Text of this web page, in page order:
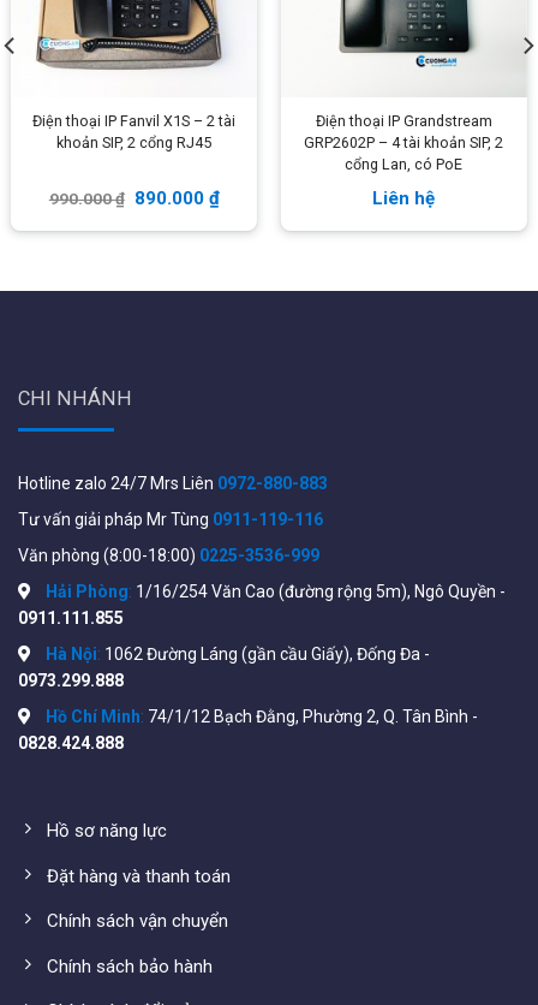
file datasheet xem tại
đây:http://www.excelltel.com/Small-Business-PABX-
PBX-system-with-cheap-price-MD-series-
Tham khảo các tổng đài nội bộ chuẩn analog khác tại
đây:https://wifistore.vn/danh-muc-san-pham/tong-dai-
Hướng dẫn lắp đặt tổng đài Excelltel MD208
Bước 1: Cắm nguồn khởi động thiết bị.
Bước 2: Lập trình cấu hình bằng phím của máy nhánh
Một số hệ thống sử dụng thực tế
Điện thoại IP Fanvil X1S – 2 tài
khoản SIP, 2 cổng RJ45
990.000₫ 890.000 ₫
Điện thoại IP Grandstream
GRP2602P – 4 tài khoản SIP, 2
cổng Lan, có PoE
Liên hệ
CHI NHÁNH
Hotline zalo 24/7 Mrs Liên 0972-880-883
Tư vấn giải pháp Mr Tùng 0911-119-116
Văn phòng (8:00-18:00) 0225-3536-999
Hải Phòng: 1/16/254 Văn Cao (đường rộng 5m), Ngô Quyền -
0911.111.855
Hà Nội: 1062 Đường Láng (gần cầu Giấy), Đống Đa -
0973.299.888
Hồ Chí Minh: 74/1/12 Bạch Đằng, Phường 2, Q. Tân Bình -
0828.424.888
Hồ sơ năng lực
Đặt hàng và thanh toán
Chính sách vận chuyển
Chính sách bảo hành